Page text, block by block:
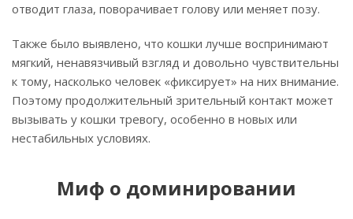
отводит глаза, поворачивает голову или меняет позу.
Также было выявлено, что кошки лучше воспринимают
мягкий, ненавязчивый взгляд и довольно чувствительны
к тому, насколько человек «фиксирует» на них внимание.
Поэтому продолжительный зрительный контакт может
вызывать у кошки тревогу, особенно в новых или
нестабильных условиях.
Миф о доминировании